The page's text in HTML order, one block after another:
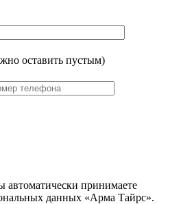
оставить пустым)
автоматически принимаете
данных «Арма Тайрс».